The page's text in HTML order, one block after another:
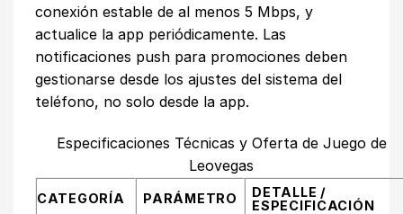
conexión estable de al menos 5 Mbps, y
actualice la app periódicamente. Las
notificaciones push para promociones deben
gestionarse desde los ajustes del sistema del
teléfono, no solo desde la app.
Especificaciones Técnicas y Oferta de Juego de
Leovegas
CATEGORÍA PARÁMETRO
DETALLE /
ESPECIFICACIÓN